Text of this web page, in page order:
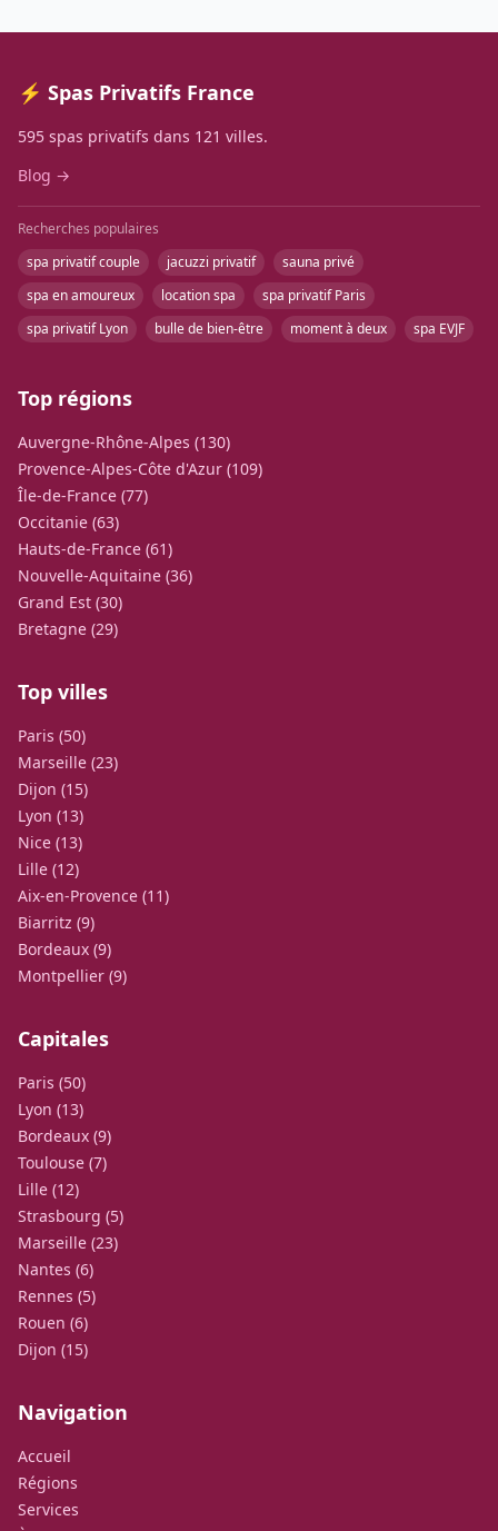
⚡ Spas Privatifs France
595 spas privatifs dans 121 villes.
Blog →
Recherches populaires
spa privatif couple
jacuzzi privatif
sauna privé
spa en amoureux
location spa
spa privatif Paris
spa privatif Lyon
bulle de bien-être moment à deux spa EVJF
Top régions
Auvergne-Rhône-Alpes (130)
Provence-Alpes-Côte d'Azur (109)
Île-de-France (77)
Occitanie (63)
Hauts-de-France (61)
Nouvelle-Aquitaine (36)
Grand Est (30)
Bretagne (29)
Top villes
Paris (50)
Marseille (23)
Dijon (15)
Lyon (13)
Nice (13)
Lille (12)
Aix-en-Provence (11)
Biarritz (9)
Bordeaux (9)
Montpellier (9)
Capitales
Paris (50)
Lyon (13)
Bordeaux (9)
Toulouse (7)
Lille (12)
Strasbourg (5)
Marseille (23)
Nantes (6)
Rennes (5)
Rouen (6)
Dijon (15)
Navigation
Accueil
Régions
Services